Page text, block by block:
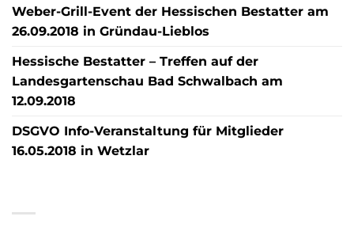
Weber-Grill-Event der Hessischen Bestatter am
26.09.2018 in Gründau-Lieblos
Hessische Bestatter – Treffen auf der
Landesgartenschau Bad Schwalbach am
12.09.2018
DSGVO Info-Veranstaltung für Mitglieder
16.05.2018 in Wetzlar